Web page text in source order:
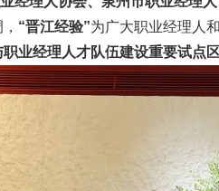
“晋江经验”为广大职业经理人
业经理人才队伍建设重要试点区